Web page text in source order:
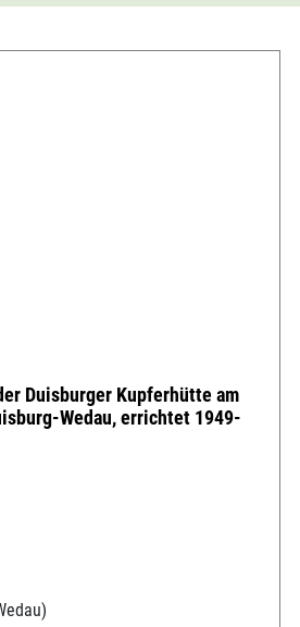
Duisburger Kupferhütte am
Wedau, errichtet 1949-